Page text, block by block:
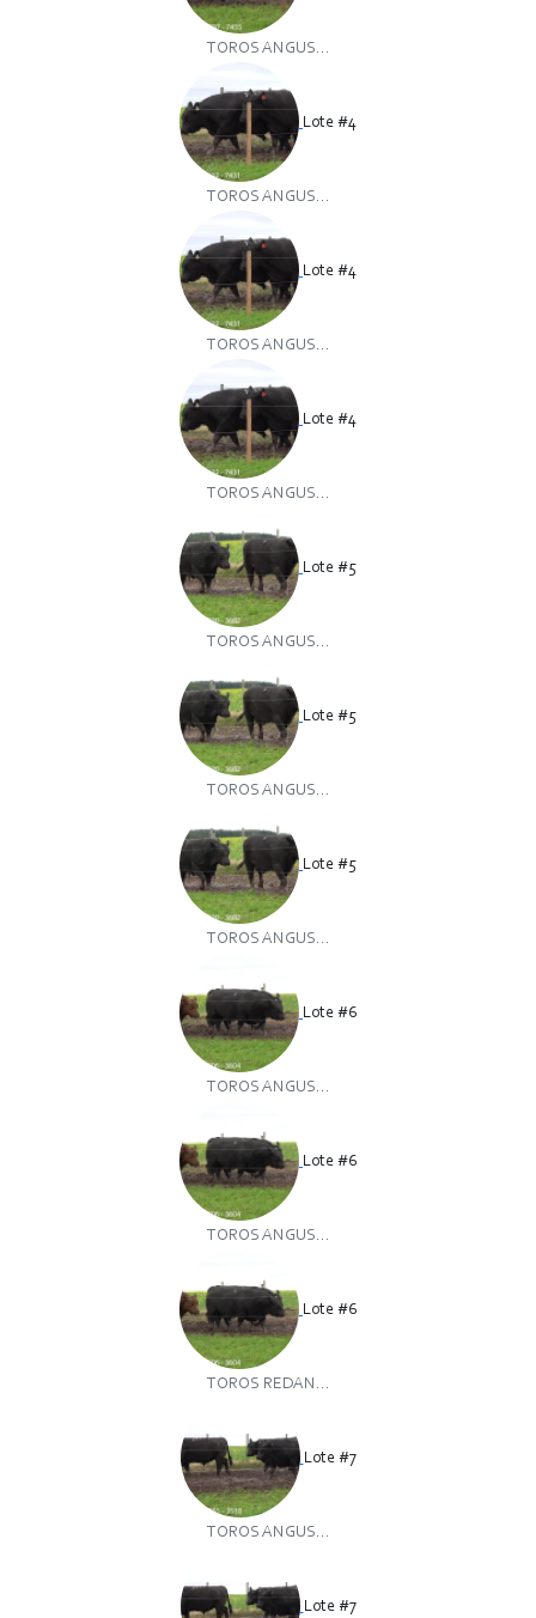
TOROS ANGUS...
Lote #4
TOROS ANGUS...
Lote #4
TOROS ANGUS...
Lote #4
TOROS ANGUS...
Lote #5
TOROS ANGUS...
Lote #5
TOROS ANGUS...
Lote #5
TOROS ANGUS...
Lote #6
TOROS ANGUS...
Lote #6
TOROS ANGUS...
Lote #6
TOROS REDAN...
Lote #7
TOROS ANGUS...
Lote #7